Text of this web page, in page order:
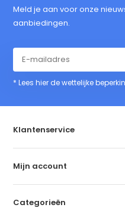
Meld je aan voor onze
aanbiedingen.
* Lees hier de wettelijke
Klantenservice
Mijn account
Categorieën